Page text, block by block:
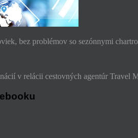
bez problémov so sezónnymi
v relácii cestovných agentúr